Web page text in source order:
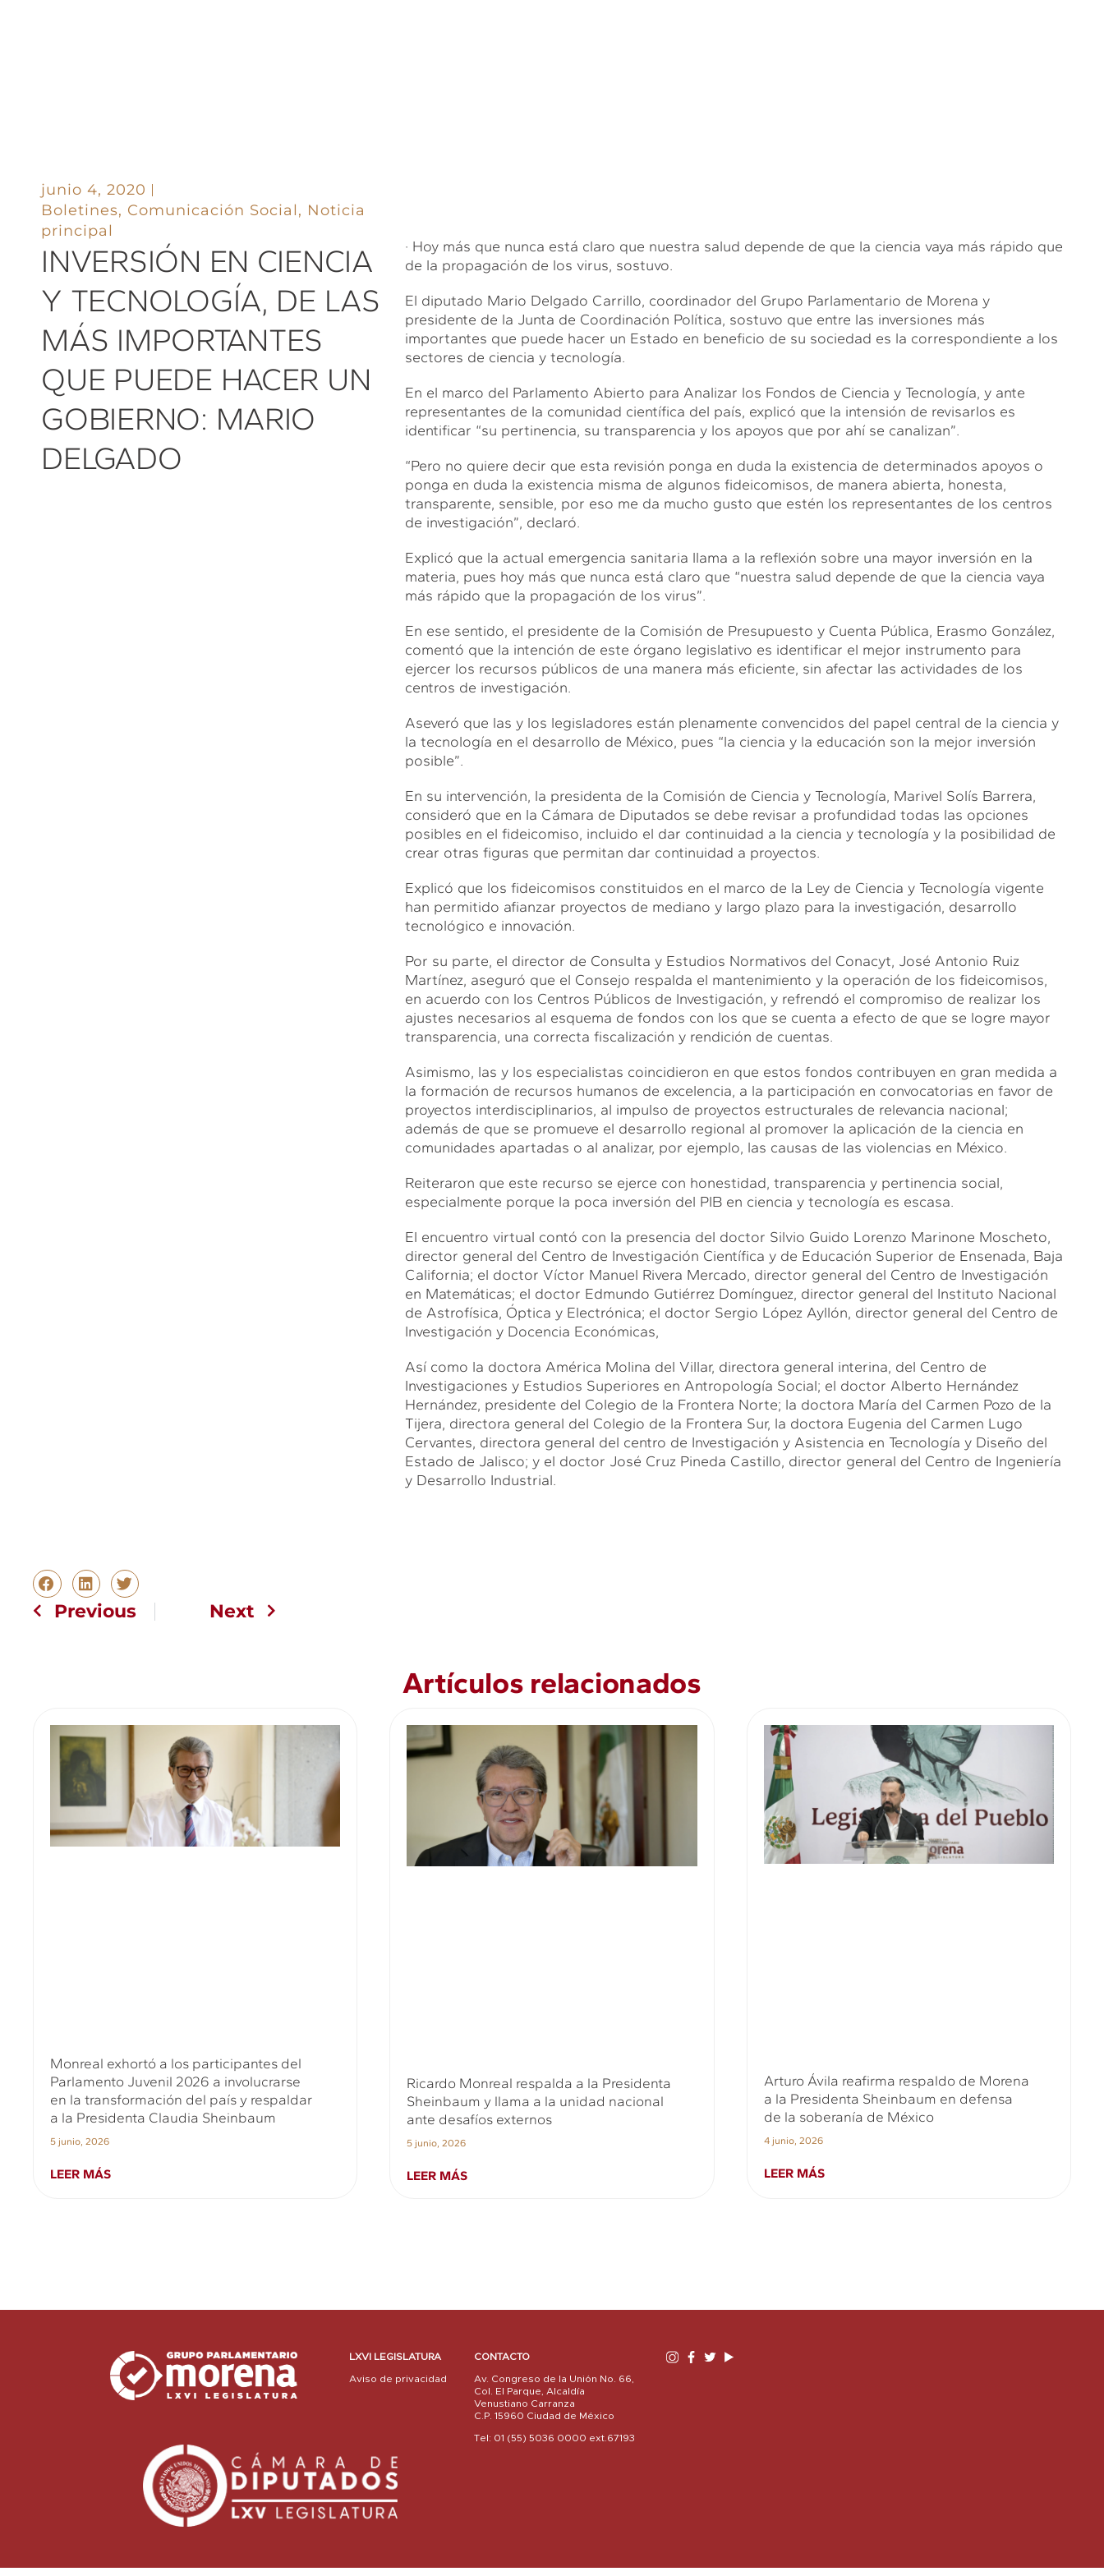
junio 4, 2020
Boletines, Comunicación Social, Noticia
principal
INVERSIÓN EN CIENCIA
Y TECNOLOGÍA, DE LAS
MÁS IMPORTANTES
QUE PUEDE HACER UN
GOBIERNO: MARIO
DELGADO
· Hoy más que nunca está claro que nuestra salud depende de que la ciencia vaya más rápido que
de la propagación de los virus, sostuvo.
El diputado Mario Delgado Carrillo, coordinador del Grupo Parlamentario de Morena y
presidente de la Junta de Coordinación Política, sostuvo que entre las inversiones más
importantes que puede hacer un Estado en beneficio de su sociedad es la correspondiente a los
sectores de ciencia y tecnología.
En el marco del Parlamento Abierto para Analizar los Fondos de Ciencia y Tecnología, y ante
representantes de la comunidad científica del país, explicó que la intensión de revisarlos es
identificar “su pertinencia, su transparencia y los apoyos que por ahí se canalizan”.
“Pero no quiere decir que esta revisión ponga en duda la existencia de determinados apoyos o
ponga en duda la existencia misma de algunos fideicomisos, de manera abierta, honesta,
transparente, sensible, por eso me da mucho gusto que estén los representantes de los centros
de investigación”, declaró.
Explicó que la actual emergencia sanitaria llama a la reflexión sobre una mayor inversión en la
materia, pues hoy más que nunca está claro que “nuestra salud depende de que la ciencia vaya
más rápido que la propagación de los virus”.
En ese sentido, el presidente de la Comisión de Presupuesto y Cuenta Pública, Erasmo González,
comentó que la intención de este órgano legislativo es identificar el mejor instrumento para
ejercer los recursos públicos de una manera más eficiente, sin afectar las actividades de los
centros de investigación.
Aseveró que las y los legisladores están plenamente convencidos del papel central de la ciencia y
la tecnología en el desarrollo de México, pues “la ciencia y la educación son la mejor inversión
posible”.
En su intervención, la presidenta de la Comisión de Ciencia y Tecnología, Marivel Solís Barrera,
consideró que en la Cámara de Diputados se debe revisar a profundidad todas las opciones
posibles en el fideicomiso, incluido el dar continuidad a la ciencia y tecnología y la posibilidad de
crear otras figuras que permitan dar continuidad a proyectos.
Explicó que los fideicomisos constituidos en el marco de la Ley de Ciencia y Tecnología vigente
han permitido afianzar proyectos de mediano y largo plazo para la investigación, desarrollo
tecnológico e innovación.
Por su parte, el director de Consulta y Estudios Normativos del Conacyt, José Antonio Ruiz
Martínez, aseguró que el Consejo respalda el mantenimiento y la operación de los fideicomisos,
en acuerdo con los Centros Públicos de Investigación, y refrendó el compromiso de realizar los
ajustes necesarios al esquema de fondos con los que se cuenta a efecto de que se logre mayor
transparencia, una correcta fiscalización y rendición de cuentas.
Asimismo, las y los especialistas coincidieron en que estos fondos contribuyen en gran medida a
la formación de recursos humanos de excelencia, a la participación en convocatorias en favor de
proyectos interdisciplinarios, al impulso de proyectos estructurales de relevancia nacional;
además de que se promueve el desarrollo regional al promover la aplicación de la ciencia en
comunidades apartadas o al analizar, por ejemplo, las causas de las violencias en México.
Reiteraron que este recurso se ejerce con honestidad, transparencia y pertinencia social,
especialmente porque la poca inversión del PIB en ciencia y tecnología es escasa.
El encuentro virtual contó con la presencia del doctor Silvio Guido Lorenzo Marinone Moscheto,
director general del Centro de Investigación Científica y de Educación Superior de Ensenada, Baja
California; el doctor Víctor Manuel Rivera Mercado, director general del Centro de Investigación
en Matemáticas; el doctor Edmundo Gutiérrez Domínguez, director general del Instituto Nacional
de Astrofísica, Óptica y Electrónica; el doctor Sergio López Ayllón, director general del Centro de
Investigación y Docencia Económicas,
Así como la doctora América Molina del Villar, directora general interina, del Centro de
Investigaciones y Estudios Superiores en Antropología Social; el doctor Alberto Hernández
Hernández, presidente del Colegio de la Frontera Norte; la doctora María del Carmen Pozo de la
Tijera, directora general del Colegio de la Frontera Sur, la doctora Eugenia del Carmen Lugo
Cervantes, directora general del centro de Investigación y Asistencia en Tecnología y Diseño del
Estado de Jalisco; y el doctor José Cruz Pineda Castillo, director general del Centro de Ingeniería
y Desarrollo Industrial.
Previous Next
Artículos relacionados
Monreal exhortó a los participantes del
Parlamento Juvenil 2026 a involucrarse
en la transformación del país y respaldar
a la Presidenta Claudia Sheinbaum
5 junio, 2026
LEER MÁS
Ricardo Monreal respalda a la Presidenta
Sheinbaum y llama a la unidad nacional
ante desafíos externos
5 junio, 2026
LEER MÁS
Arturo Ávila reafirma respaldo de Morena
a la Presidenta Sheinbaum en defensa
de la soberanía de México
4 junio, 2026
LEER MÁS
LXVI LEGISLATURA
Aviso de privacidad
CONTACTO
Av. Congreso de la Unión No. 66,
Col. El Parque, Alcaldía
Venustiano Carranza
C.P. 15960 Ciudad de México
Tel: 01 (55) 5036 0000 ext.67193